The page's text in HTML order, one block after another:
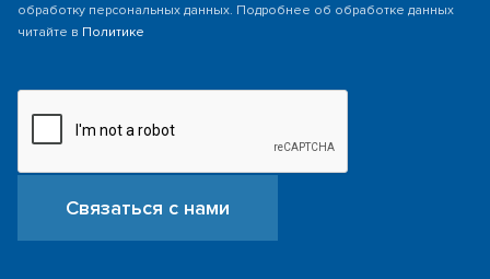
обработку персональных данных. Подробнее об обработке данных
читайте в Политике
Связаться с нами